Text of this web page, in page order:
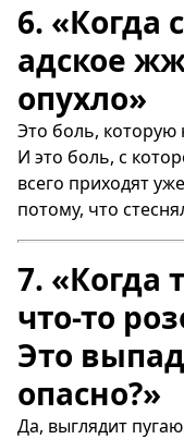
6. «Когда
адское
опухло»
Это боль, которую
И это боль, с
всего приходят
потому, что
7. «Когда
что-то
Это
опасно?»
Да, выглядит